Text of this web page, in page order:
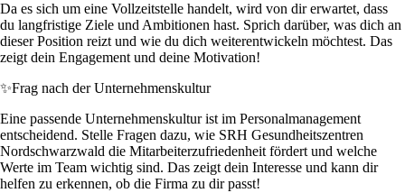
Da es sich um eine Vollzeitstelle handelt, wird von dir erwartet, dass
du langfristige Ziele und Ambitionen hast. Sprich darüber, was dich an
dieser Position reizt und wie du dich weiterentwickeln möchtest. Das
zeigt dein Engagement und deine Motivation!
✨Frag nach der Unternehmenskultur
Eine passende Unternehmenskultur ist im Personalmanagement
entscheidend. Stelle Fragen dazu, wie SRH Gesundheitszentren
Nordschwarzwald die Mitarbeiterzufriedenheit fördert und welche
Werte im Team wichtig sind. Das zeigt dein Interesse und kann dir
helfen zu erkennen, ob die Firma zu dir passt!